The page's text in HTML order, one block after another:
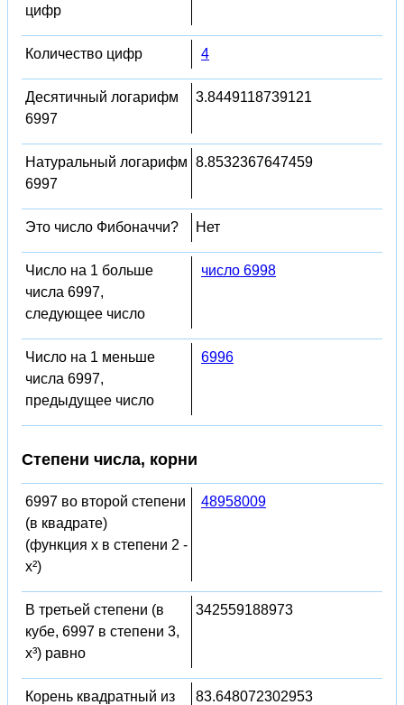
цифр
Количество цифр 4
Десятичный логарифм
6997
3.8449118739121
Натуральный логарифм
6997
8.8532367647459
Это число Фибоначчи? Нет
Число на 1 больше
числа 6997,
следующее число
число 6998
Число на 1 меньше
числа 6997,
предыдущее число
6996
Степени числа, корни
6997 во второй степени
(в квадрате)
(функция x в степени 2 -
x²)
48958009
В третьей степени (в
кубе, 6997 в степени 3,
x³) равно
342559188973
Корень квадратный из
83.648072302953